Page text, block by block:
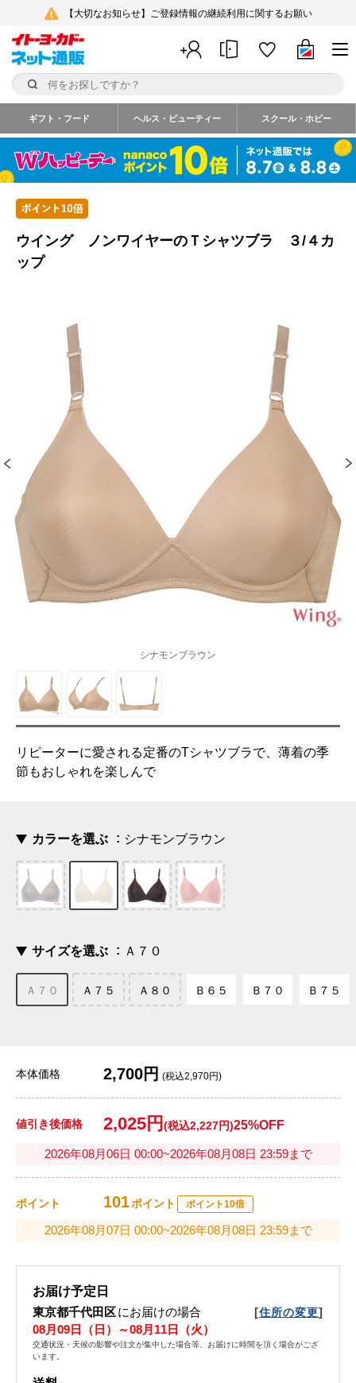
【大切なお知らせ】ご登録情報の継続利用に関するお願い
ギフト・フード ヘルス・ビューティー スクール・ホビー
ウイング ノンワイヤーのＴシャツブラ ３/４カ
ップ
シナモンブラウン
リピーターに愛される定番のTシャツブラで、薄着の季
節もおしゃれを楽しんで
カラーを選ぶ シナモンブラウン
サイズを選ぶ Ａ７０
Ａ７０ Ａ７５ Ａ８０ Ｂ６５ Ｂ７０ Ｂ７５
本体価格 2,700円 (税込2,970円)
値引き後価格 2,025円 (税込2,227円)25%OFF
2026年08月06日 00:00~2026年08月08日 23:59まで
ポイント 101ポイント ポイント10倍
2026年08月07日 00:00~2026年08月08日 23:59まで
お届け予定日
東京都千代田区にお届けの場合 [住所の変更]
08月09日（日）～08月11日（火）
交通状況・天候の影響や注文が集中した場合等、お届けに時間を頂く場合がござ
います。